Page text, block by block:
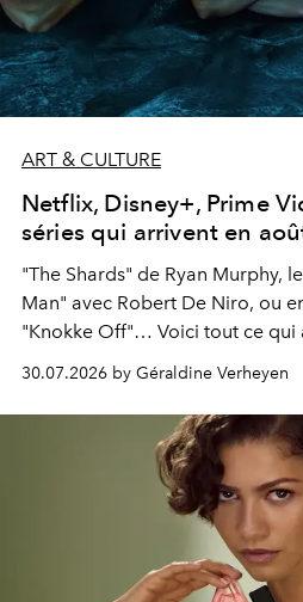
ART & CULTURE
Netflix, Disney+, Prime
séries qui arrivent en
"The Shards" de Ryan Murphy,
Man" avec Robert De Niro, ou
"Knokke Off"… Voici tout ce qui
30.07.2026 by Géraldine Verheyen